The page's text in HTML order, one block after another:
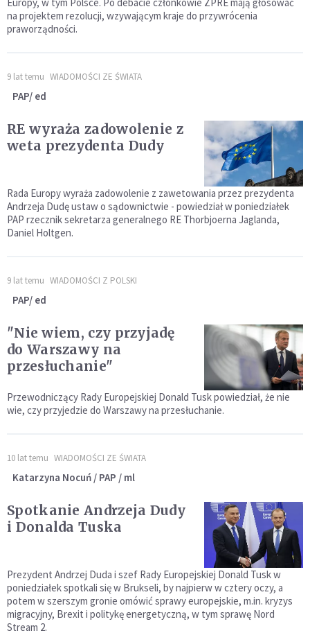
na projektem rezolucji, wzywającym kraje do przywrócenia
praworządności.
9 lat temu WIADOMOŚCI ZE ŚWIATA
PAP/ ed
RE wyraża zadowolenie z
weta prezydenta Dudy
Rada Europy wyraża zadowolenie z zawetowania przez prezydenta
Andrzeja Dudę ustaw o sądownictwie - powiedział w poniedziałek
PAP rzecznik sekretarza generalnego RE Thorbjoerna Jaglanda,
Daniel Holtgen.
9 lat temu WIADOMOŚCI Z POLSKI
PAP/ ed
"Nie wiem, czy przyjadę
do Warszawy na
przesłuchanie"
Przewodniczący Rady Europejskiej Donald Tusk powiedział, że nie
wie, czy przyjedzie do Warszawy na przesłuchanie.
10 lat temu WIADOMOŚCI ZE ŚWIATA
Katarzyna Nocuń / PAP / ml
Spotkanie Andrzeja Dudy
i Donalda Tuska
Prezydent Andrzej Duda i szef Rady Europejskiej Donald Tusk w
poniedziałek spotkali się w Brukseli, by najpierw w cztery oczy, a
potem w szerszym gronie omówić sprawy europejskie, m.in. kryzys
migracyjny, Brexit i politykę energetyczną, w tym sprawę Nord
Stream 2.